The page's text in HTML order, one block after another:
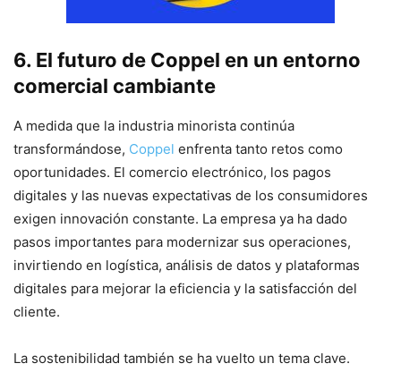
6. El futuro de Coppel en un entorno
comercial cambiante
A medida que la industria minorista continúa
transformándose, Coppel enfrenta tanto retos como
oportunidades. El comercio electrónico, los pagos
digitales y las nuevas expectativas de los consumidores
exigen innovación constante. La empresa ya ha dado
pasos importantes para modernizar sus operaciones,
invirtiendo en logística, análisis de datos y plataformas
digitales para mejorar la eficiencia y la satisfacción del
cliente.
La sostenibilidad también se ha vuelto un tema clave.